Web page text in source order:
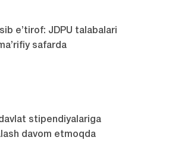
e’tirof: JDPU talabalari
safarda
stipendiyalariga
davom etmoqda